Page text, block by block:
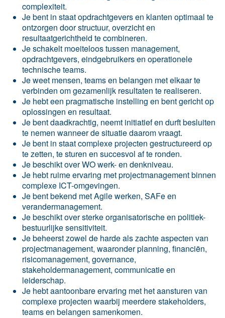
complexiteit.
Je bent in staat opdrachtgevers en klanten optimaal te
ontzorgen door structuur, overzicht en
resultaatgerichtheid te combineren.
Je schakelt moeiteloos tussen management,
opdrachtgevers, eindgebruikers en operationele
technische teams.
Je weet mensen, teams en belangen met elkaar te
verbinden om gezamenlijk resultaten te realiseren.
Je hebt een pragmatische instelling en bent gericht op
oplossingen en resultaat.
Je bent daadkrachtig, neemt initiatief en durft besluiten
te nemen wanneer de situatie daarom vraagt.
Je bent in staat complexe projecten gestructureerd op
te zetten, te sturen en succesvol af te ronden.
Je beschikt over WO werk- en denkniveau.
Je hebt ruime ervaring met projectmanagement binnen
complexe ICT-omgevingen.
Je bent bekend met Agile werken, SAFe en
verandermanagement.
Je beschikt over sterke organisatorische en politiek-
bestuurlijke sensitiviteit.
Je beheerst zowel de harde als zachte aspecten van
projectmanagement, waaronder planning, financiën,
risicomanagement, governance,
stakeholdermanagement, communicatie en
leiderschap.
Je hebt aantoonbare ervaring met het aansturen van
complexe projecten waarbij meerdere stakeholders,
teams en belangen samenkomen.